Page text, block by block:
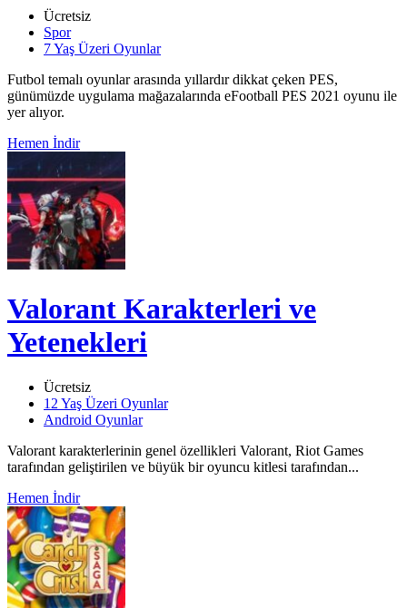
Ücretsiz
Spor
7 Yaş Üzeri Oyunlar
Futbol temalı oyunlar arasında yıllardır dikkat çeken PES,
günümüzde uygulama mağazalarında eFootball PES 2021 oyunu ile
yer alıyor.
Hemen İndir
Valorant Karakterleri ve
Yetenekleri
Ücretsiz
12 Yaş Üzeri Oyunlar
Android Oyunlar
Valorant karakterlerinin genel özellikleri Valorant, Riot Games
tarafından geliştirilen ve büyük bir oyuncu kitlesi tarafından...
Hemen İndir